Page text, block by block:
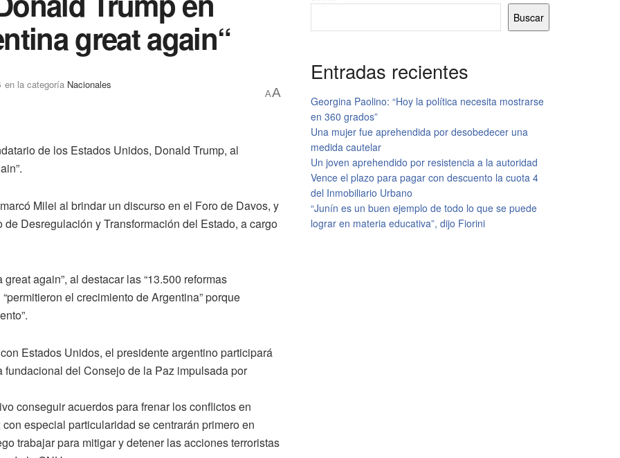
great again“
en la categoría Nacionales
AA
de los Estados Unidos, Donald Trump, al
Milei al brindar un discurso en el Foro de Davos, y
Desregulación y Transformación del Estado, a cargo
again”, al destacar las “13.500 reformas
el crecimiento de Argentina” porque
Estados Unidos, el presidente argentino participará
del Consejo de la Paz impulsada por
conseguir acuerdos para frenar los conflictos en
especial particularidad se centrarán primero en
trabajar para mitigar y detener las acciones terroristas
Buscar
Entradas recientes
Georgina Paolino: “Hoy la política necesita mostrarse
en 360 grados”
Una mujer fue aprehendida por desobedecer una
medida cautelar
Un joven aprehendido por resistencia a la autoridad
Vence el plazo para pagar con descuento la cuota 4
del Inmobiliario Urbano
“Junín es un buen ejemplo de todo lo que se puede
lograr en materia educativa”, dijo Fiorini